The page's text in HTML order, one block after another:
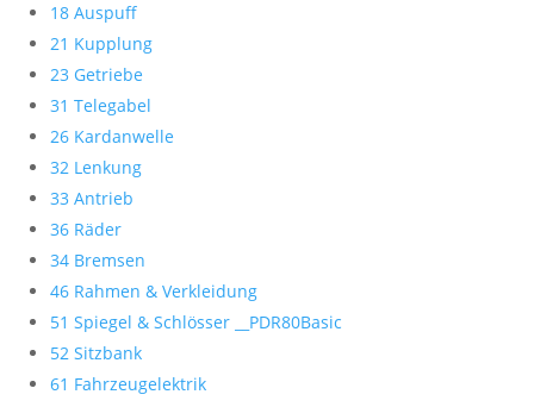
18 Auspuff
21 Kupplung
23 Getriebe
31 Telegabel
26 Kardanwelle
32 Lenkung
33 Antrieb
36 Räder
34 Bremsen
46 Rahmen & Verkleidung
51 Spiegel & Schlösser __PDR80Basic
52 Sitzbank
61 Fahrzeugelektrik